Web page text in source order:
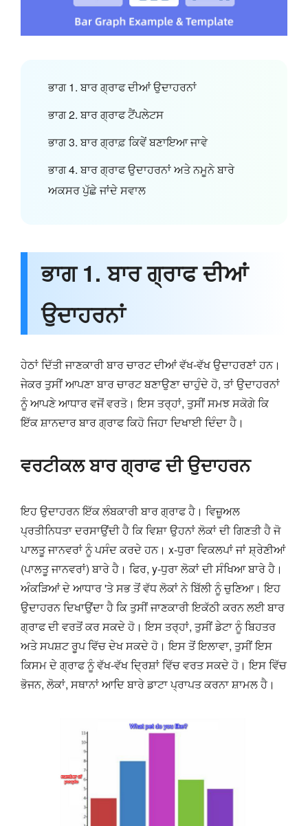
ਭਾਗ 1. ਬਾਰ ਗ੍ਰਾਫ ਦੀਆਂ ਉਦਾਹਰਨਾਂ
ਭਾਗ 2. ਬਾਰ ਗ੍ਰਾਫ ਟੈਂਪਲੇਟਸ
ਭਾਗ 3. ਬਾਰ ਗ੍ਰਾਫ਼ ਕਿਵੇਂ ਬਣਾਇਆ ਜਾਵੇ
ਭਾਗ 4. ਬਾਰ ਗ੍ਰਾਫ ਉਦਾਹਰਨਾਂ ਅਤੇ ਨਮੂਨੇ ਬਾਰੇ
ਅਕਸਰ ਪੁੱਛੇ ਜਾਂਦੇ ਸਵਾਲ
ਭਾਗ 1. ਬਾਰ ਗ੍ਰਾਫ ਦੀਆਂ
ਉਦਾਹਰਨਾਂ
ਹੇਠਾਂ ਦਿੱਤੀ ਜਾਣਕਾਰੀ ਬਾਰ ਚਾਰਟ ਦੀਆਂ ਵੱਖ-ਵੱਖ ਉਦਾਹਰਣਾਂ ਹਨ।
ਜੇਕਰ ਤੁਸੀਂ ਆਪਣਾ ਬਾਰ ਚਾਰਟ ਬਣਾਉਣਾ ਚਾਹੁੰਦੇ ਹੋ, ਤਾਂ ਉਦਾਹਰਨਾਂ
ਨੂੰ ਆਪਣੇ ਆਧਾਰ ਵਜੋਂ ਵਰਤੋ। ਇਸ ਤਰ੍ਹਾਂ, ਤੁਸੀਂ ਸਮਝ ਸਕੋਗੇ ਕਿ
ਇੱਕ ਸ਼ਾਨਦਾਰ ਬਾਰ ਗ੍ਰਾਫ ਕਿਹੋ ਜਿਹਾ ਦਿਖਾਈ ਦਿੰਦਾ ਹੈ।
ਵਰਟੀਕਲ ਬਾਰ ਗ੍ਰਾਫ ਦੀ ਉਦਾਹਰਨ
ਇਹ ਉਦਾਹਰਨ ਇੱਕ ਲੰਬਕਾਰੀ ਬਾਰ ਗ੍ਰਾਫ ਹੈ। ਵਿਜ਼ੂਅਲ
ਪ੍ਰਤੀਨਿਧਤਾ ਦਰਸਾਉਂਦੀ ਹੈ ਕਿ ਵਿਸ਼ਾ ਉਹਨਾਂ ਲੋਕਾਂ ਦੀ ਗਿਣਤੀ ਹੈ ਜੋ
ਪਾਲਤੂ ਜਾਨਵਰਾਂ ਨੂੰ ਪਸੰਦ ਕਰਦੇ ਹਨ। x-ਧੁਰਾ ਵਿਕਲਪਾਂ ਜਾਂ ਸ਼੍ਰੇਣੀਆਂ
(ਪਾਲਤੂ ਜਾਨਵਰਾਂ) ਬਾਰੇ ਹੈ। ਫਿਰ, y-ਧੁਰਾ ਲੋਕਾਂ ਦੀ ਸੰਖਿਆ ਬਾਰੇ ਹੈ।
ਅੰਕੜਿਆਂ ਦੇ ਆਧਾਰ 'ਤੇ ਸਭ ਤੋਂ ਵੱਧ ਲੋਕਾਂ ਨੇ ਬਿੱਲੀ ਨੂੰ ਚੁਣਿਆ। ਇਹ
ਉਦਾਹਰਨ ਦਿਖਾਉਂਦਾ ਹੈ ਕਿ ਤੁਸੀਂ ਜਾਣਕਾਰੀ ਇਕੱਠੀ ਕਰਨ ਲਈ ਬਾਰ
ਗ੍ਰਾਫ ਦੀ ਵਰਤੋਂ ਕਰ ਸਕਦੇ ਹੋ। ਇਸ ਤਰ੍ਹਾਂ, ਤੁਸੀਂ ਡੇਟਾ ਨੂੰ ਬਿਹਤਰ
ਅਤੇ ਸਪਸ਼ਟ ਰੂਪ ਵਿੱਚ ਦੇਖ ਸਕਦੇ ਹੋ। ਇਸ ਤੋਂ ਇਲਾਵਾ, ਤੁਸੀਂ ਇਸ
ਕਿਸਮ ਦੇ ਗ੍ਰਾਫ ਨੂੰ ਵੱਖ-ਵੱਖ ਦ੍ਰਿਸ਼ਾਂ ਵਿੱਚ ਵਰਤ ਸਕਦੇ ਹੋ। ਇਸ ਵਿੱਚ
ਭੋਜਨ, ਲੋਕਾਂ, ਸਥਾਨਾਂ ਆਦਿ ਬਾਰੇ ਡਾਟਾ ਪ੍ਰਾਪਤ ਕਰਨਾ ਸ਼ਾਮਲ ਹੈ।